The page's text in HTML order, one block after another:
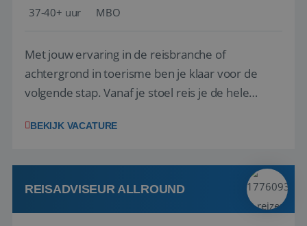
37-40+ uur
MBO
Met jouw ervaring in de reisbranche of
achtergrond in toerisme ben je klaar voor de
volgende stap. Vanaf je stoel reis je de hele
wensen van je team, je klant en wat er in de
klanten te overtuigen om die droomreis te
boeken! ...
BEKIJK VACATURE
REISADVISEUR ALLROUND